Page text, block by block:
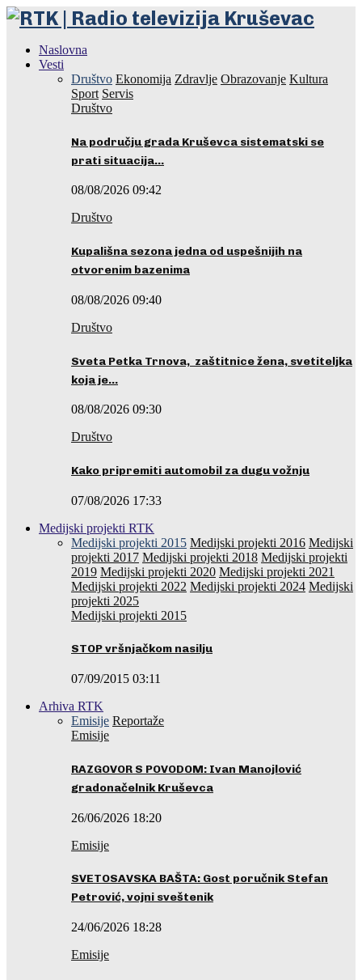
Naslovna
Vesti
Društvo Ekonomija Zdravlje Obrazovanje Kultura
Sport Servis
Društvo
Na području grada Kruševca sistematski se
prati situacija…
08/08/2026 09:42
Društvo
Kupališna sezona jedna od uspešnijih na
otvorenim bazenima
08/08/2026 09:40
Društvo
Sveta Petka Trnova, zaštitnice žena, svetiteljka
koja je…
08/08/2026 09:30
Društvo
Kako pripremiti automobil za dugu vožnju
07/08/2026 17:33
Medijski projekti RTK
Medijski projekti 2015 Medijski projekti 2016 Medijski
projekti 2017 Medijski projekti 2018 Medijski projekti
2019 Medijski projekti 2020 Medijski projekti 2021
Medijski projekti 2022 Medijski projekti 2024 Medijski
projekti 2025
Medijski projekti 2015
STOP vršnjačkom nasilju
07/09/2015 03:11
Arhiva RTK
Emisije Reportaže
Emisije
RAZGOVOR S POVODOM: Ivan Manojlović
gradonačelnik Kruševca
26/06/2026 18:20
Emisije
SVETOSAVSKA BAŠTA: Gost poručnik Stefan
Petrović, vojni sveštenik
24/06/2026 18:28
Emisije